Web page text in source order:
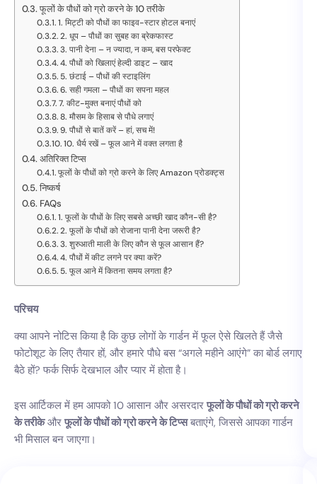
फूलों के पौधों को ग्रो करने के 10 तरीके
1. मिट्टी को पौधों का फाइव-स्टार होटल बनाएं
2. धूप – पौधों का सुबह का ब्रेकफास्ट
3. पानी देना – न ज्यादा, न कम, बस परफेक्ट
4. पौधों को खिलाएं हेल्दी डाइट – खाद
5. छंटाई – पौधों की स्टाइलिंग
6. सही गमला – पौधों का सपना महल
7. कीट-मुक्त बनाएं पौधों को
8. मौसम के हिसाब से पौधे लगाएं
9. पौधों से बातें करें – हां, सच में!
10. धैर्य रखें – फूल आने में वक्त लगता है
अतिरिक्त टिप्स
फूलों के पौधों को ग्रो करने के लिए Amazon प्रोडक्ट्स
निष्कर्ष
FAQs
1. फूलों के पौधों के लिए सबसे अच्छी खाद कौन-सी है?
2. फूलों के पौधों को रोजाना पानी देना जरूरी है?
3. शुरुआती माली के लिए कौन से फूल आसान हैं?
4. पौधों में कीट लगने पर क्या करें?
5. फूल आने में कितना समय लगता है?
परिचय
क्या आपने नोटिस किया है कि कुछ लोगों के गार्डन में फूल ऐसे खिलते हैं जैसे
फोटोशूट के लिए तैयार हों, और हमारे पौधे बस “अगले महीने आएंगे” का बोर्ड लगाए
बैठे हों? फर्क सिर्फ देखभाल और प्यार में होता है।
इस आर्टिकल में हम आपको 10 आसान और असरदार फूलों के पौधों को ग्रो करने
के तरीकेऔर फूलों के पौधों को ग्रो करने के टिप्सबताएंगे, जिससे आपका गार्डन
भी मिसाल बन जाएगा।